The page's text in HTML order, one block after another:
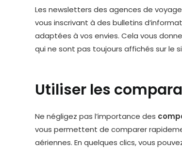
Les newsletters des agences de
vous inscrivant à des bulletins
adaptées à vos envies. Cela vous
qui ne sont pas toujours affichés sur le
Utiliser les
Ne négligez pas l’importance des
vous permettent de comparer
aériennes. En quelques clics, vous